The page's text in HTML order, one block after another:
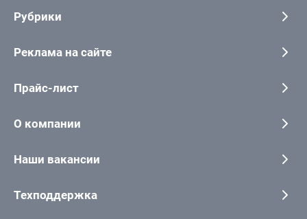
Рубрики
Реклама на сайте
Прайс-лист
О компании
Наши вакансии
Техподдержка